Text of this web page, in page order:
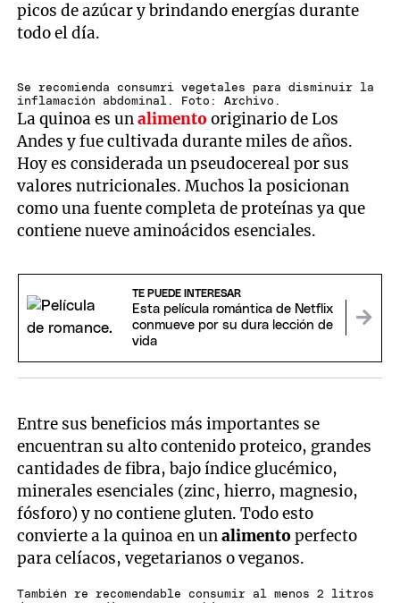
picos de azúcar y brindando energías durante
todo el día.
Se recomienda consumri vegetales para disminuir la
inflamación abdominal. Foto: Archivo.
La quinoa es unalimentooriginario de Los
Andes y fue cultivada durante miles de años.
Hoy es considerada un pseudocereal por sus
valores nutricionales. Muchos la posicionan
como una fuente completa de proteínas ya que
contiene nueve aminoácidos esenciales.
TE PUEDE INTERESAR
Esta película romántica de Netflix
conmueve por su dura lección de
vida
Entre sus beneficios más importantes se
encuentran su alto contenido proteico, grandes
cantidades de fibra, bajo índice glucémico,
minerales esenciales (zinc, hierro, magnesio,
fósforo) y no contiene gluten. Todo esto
convierte a la quinoa en unalimentoperfecto
para celíacos, vegetarianos o veganos.
También re recomendable consumir al menos 2 litros